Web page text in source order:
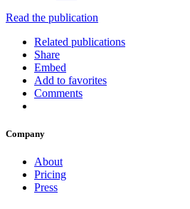
Read the publication
Related publications
Share
Embed
Add to favorites
Comments
Company
About
Pricing
Press